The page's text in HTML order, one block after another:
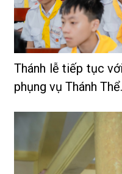
Thánh lễ tiếp tục
phụng vụ Thánh Thể.